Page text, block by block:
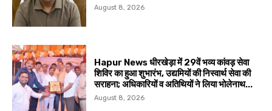
August 8, 2026
Hapur News धीरखेड़ा में 29वें भव्य कांवड़ सेवा
शिविर का हुआ शुभारंभ, उद्यमियों की निस्वार्थ सेवा की
सराहना; अधिकारियों व अतिथियों ने लिया भोलेनाथ...
August 8, 2026